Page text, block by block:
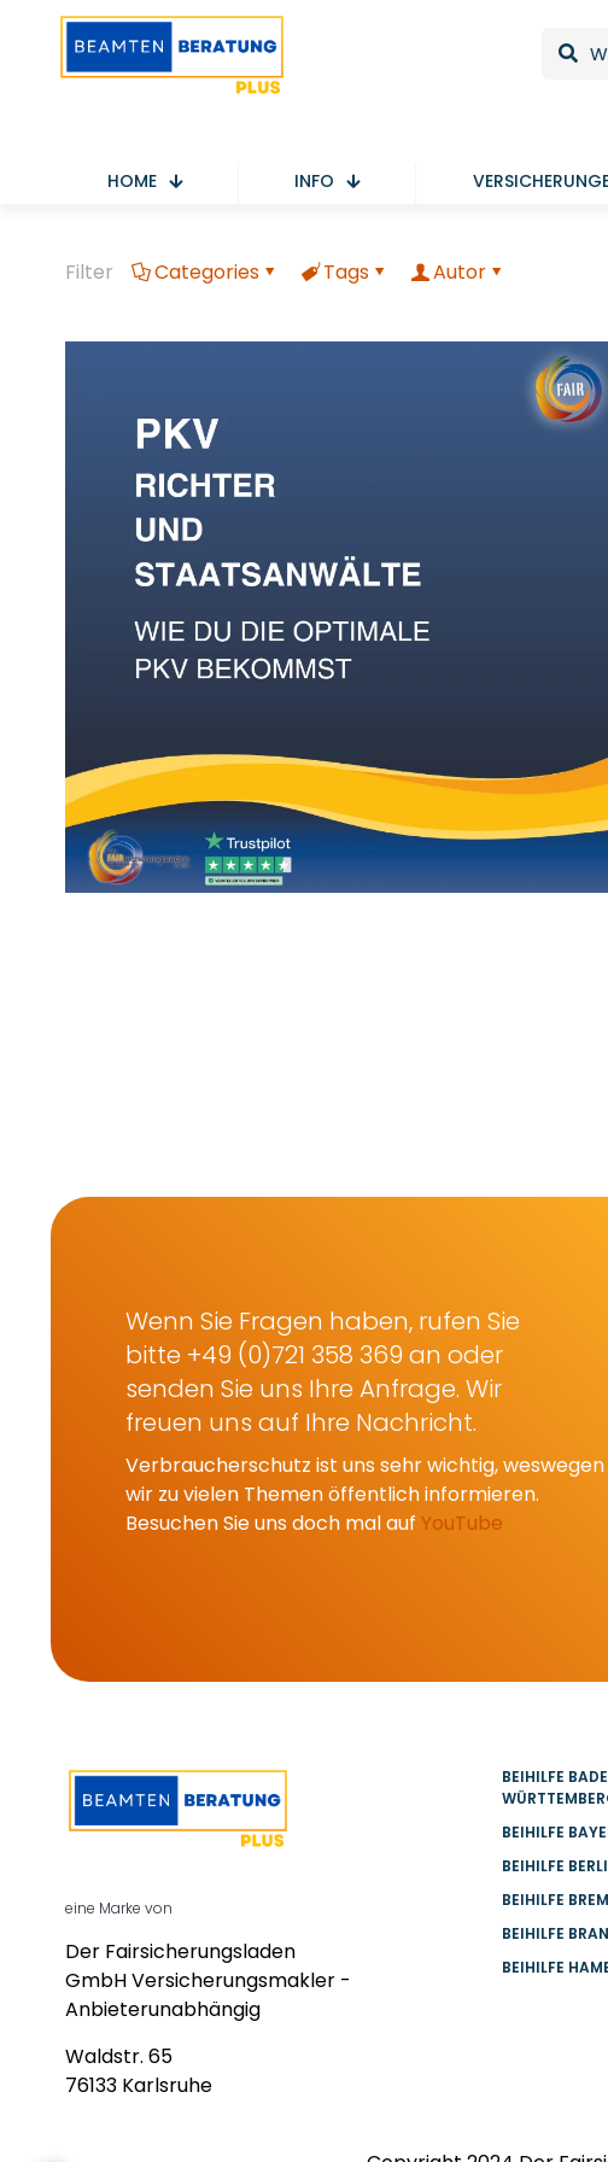
HOME INFO
Filter Categories Tags Autor
Wenn Sie Fragen haben, rufen Sie
bitte +49 (0)721 358 369 an oder
senden Sie uns Ihre Anfrage. Wir
freuen uns auf Ihre Nachricht.
Verbraucherschutz ist uns sehr wichtig, weswegen
wir zu vielen Themen öffentlich informieren.
Besuchen Sie uns doch mal aufYouTube
eine Marke von
Der Fairsicherungsladen
GmbH Versicherungsmakler -
Anbieterunabhängig
Waldstr. 65
76133 Karlsruhe
BEIHILFE
BEIHILFE
BEIHILFE
BEIHILFE
BEIHILFE
BEIHILFE